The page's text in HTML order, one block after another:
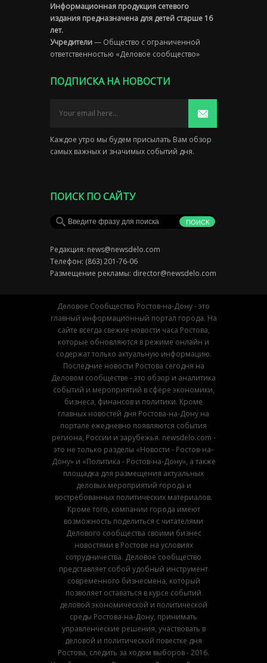
Информационная продукция сетевого
издания предназначена для детей старше 16
лет.
Учредители— Общество с ограниченной
ответственностью «Деловое сообщество»
ПОДПИСКА НА НОВОСТИ
Каждое утро мы будем присылать Вам обзор
самых важных и значимых событий дня.
ПОИСК ПО САЙТУ
Редакция: news@newsdelo.com
Телефон: (863) 201-76-06
Размещение рекламы: director@newsdelo.com
Деловое Сообщество Ростов-на-Дону - это
главный информационный портал города. На
сайте всегда свежие новости часа Ростова,
которые обновляются в режиме онлайн и
содержат только актуальную информацию.
Последние новости Ростова сегодня на
Деловом сообществе - это обзор и аналитика
событий и мероприятий в сфере экономики,
бизнеса, финансов и политики. Кроме
главных новостей дня Ростова-на-Дону на
портале ежедневно появляются события
региона, России и зарубежья. newsdelo.com -
это не только разделы «Новости - Ростов-на-
Дону» и «Политика - Ростов-на-Дону», а также
площадка для размещения актуальных
деловых мероприятий города и
востребованных политических материалов.
Кроме того, компании города имеют
возможность поделиться с читателями
Делового сообщества своими бизнес
новостями в Ростове на условиях
сотрудничества. Деловое сообщество
представляет собой удобный инструмент
современного бизнесмена, который
позволяет оставаться в курсе событий
деловой экономической и политической
среды Ростова-на-Дону, принимать
управленческие решения, участвовать в
деловой и политической повестке дня
Ростова, следить за ходом выборов - 2016.